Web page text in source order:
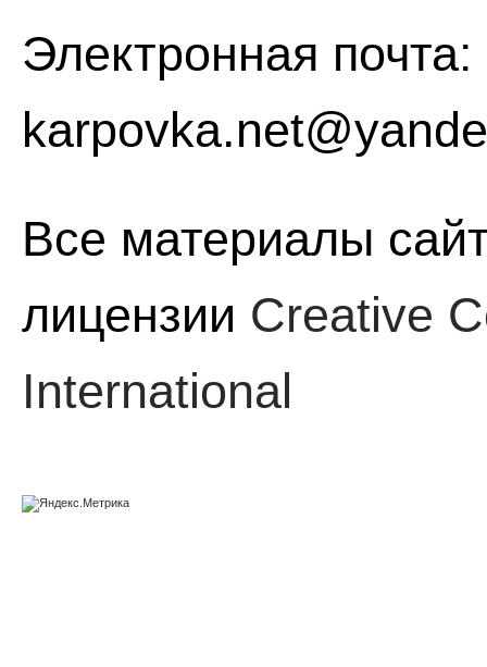
Электронная почта:
Все материалы
лицензии Creative
International